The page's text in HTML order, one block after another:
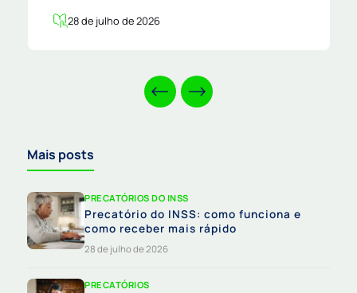
28 de julho de 2026
Mais posts
PRECATÓRIOS DO INSS
Precatório do INSS: como funciona e
como receber mais rápido
28 de julho de 2026
PRECATÓRIOS